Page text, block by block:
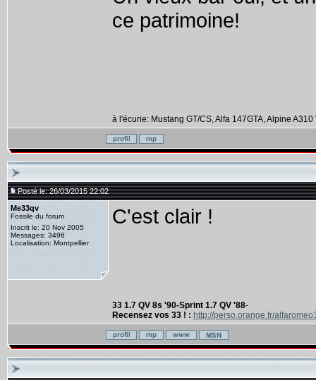
ce patrimoine!
à l'écurie: Mustang GT/CS, Alfa 147GTA, Alpine
Posté le: 26/03/2015 22:02
Me33qv
Fossile du forum
Inscrit le: 20 Nov 2005
Messages: 3496
Localisation: Montpellier
C'est clair !
33 1.7 QV 8s '90-Sprint 1.7 QV '88-
Recensez vos 33 ! : http://perso.orange.fr/